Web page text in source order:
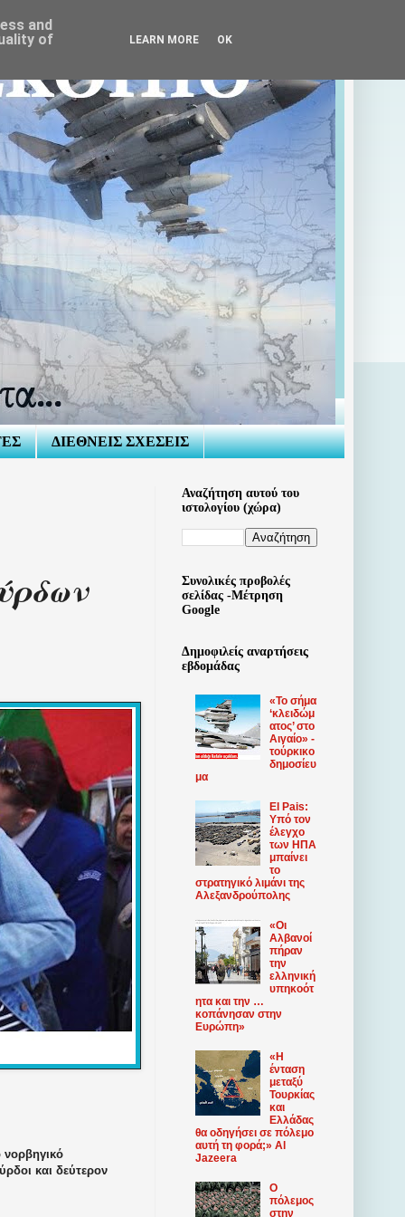
ΔΙΕΘΝΕΙΣ ΣΧΕΣΕΙΣ
και δεύτερον
Αναζήτηση αυτού του
ιστολογίου (χώρα)
Συνολικές προβολές
σελίδας -Μέτρηση
Google
Δημοφιλείς αναρτήσεις
εβδομάδας
«Το σήμα
‘κλειδώμ
ατος’ στο
Αιγαίο» -
τούρκικο
δημοσίευ
μα
El Pais:
Υπό τον
έλεγχο
των ΗΠΑ
μπαίνει
το
στρατηγικό λιμάνι της
Αλεξανδρούπολης
«Οι
Αλβανοί
πήραν
την
ελληνική
υπηκοότ
ητα και την …
κοπάνησαν στην
Ευρώπη»
«Η
ένταση
μεταξύ
Τουρκίας
και
Ελλάδας
θα οδηγήσει σε πόλεμο
αυτή τη φορά;» Al
Jazeera
Ο
πόλεμος
στην
and
of
LEARN MORE OK